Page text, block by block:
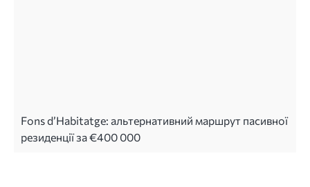
Fons d’Habitatge: альтернативний маршрут пасивної
резиденції за €400 000